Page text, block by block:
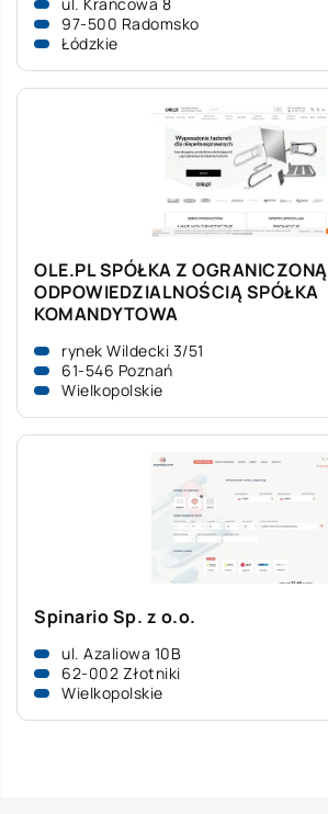
97-500 Radomsko
Łódzkie
OLE.PL SPÓŁKA Z OGRANICZONĄ
ODPOWIEDZIALNOŚCIĄ SPÓŁKA
KOMANDYTOWA
rynek Wildecki 3/51
61-546 Poznań
Wielkopolskie
Spinario Sp. z o.o.
ul. Azaliowa 10B
62-002 Złotniki
Wielkopolskie